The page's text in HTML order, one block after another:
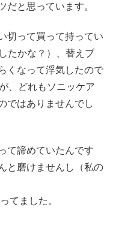
だと思っています。
切って買って持ってい
たかな？）、替えブ
くなって浮気したので
、どれもソニッケア
ではありませんでし
て諦めていたんです
と磨けませんし（私の
てました。